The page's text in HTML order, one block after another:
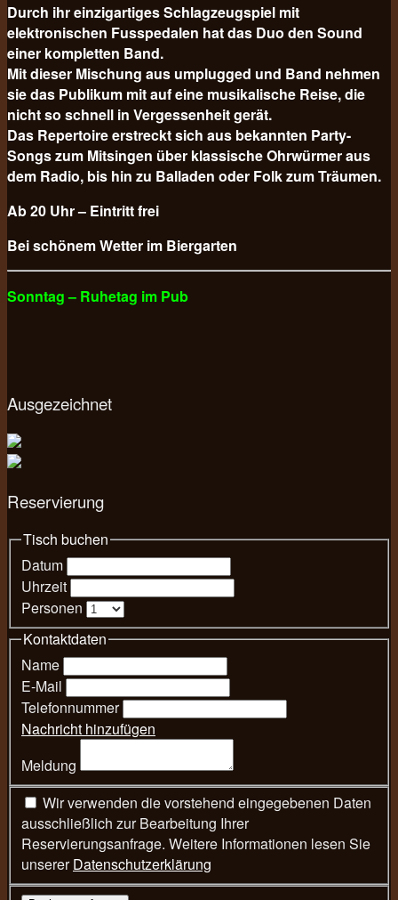
Durch ihr einzigartiges Schlagzeugspiel mit
elektronischen Fusspedalen hat das Duo den Sound
einer kompletten Band.
Mit dieser Mischung aus umplugged und Band nehmen
sie das Publikum mit auf eine musikalische Reise, die
nicht so schnell in Vergessenheit gerät.
Das Repertoire erstreckt sich aus bekannten Party-
Songs zum Mitsingen über klassische Ohrwürmer aus
dem Radio, bis hin zu Balladen oder Folk zum Träumen.
Ab 20 Uhr – Eintritt frei
Bei schönem Wetter im Biergarten
Sonntag – Ruhetag im Pub
Ausgezeichnet
Reservierung
Tisch buchen
Datum
Uhrzeit
Personen
Kontaktdaten
Name
E-Mail
Telefonnummer
Nachricht hinzufügen
Meldung
ausschließlich zur Bearbeitung Ihrer
Reservierungsanfrage. Weitere Informationen lesen Sie
unsererDatenschutzerklärung